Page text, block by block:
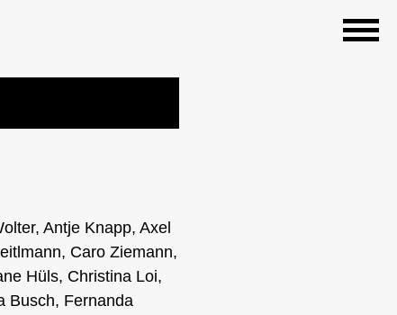
Antje Knapp, Axel
Caro Ziemann,
Hüls, Christina Loi,
Busch, Fernanda